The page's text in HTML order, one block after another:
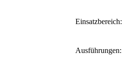
Einsatzbereich:
Ausführungen: